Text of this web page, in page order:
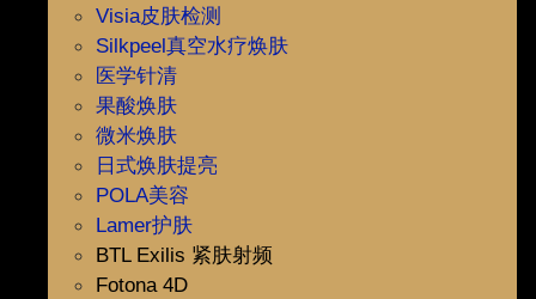
Visia皮肤检测
Silkpeel真空水疗焕肤
医学针清
果酸焕肤
微米焕肤
日式焕肤提亮
POLA美容
Lamer护肤
BTL Exilis 紧肤射频
Fotona 4D